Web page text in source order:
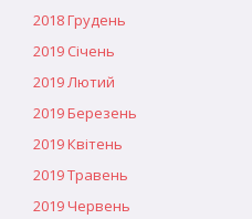
2018 Грудень
2019 Січень
2019 Лютий
2019 Березень
2019 Квітень
2019 Травень
2019 Червень